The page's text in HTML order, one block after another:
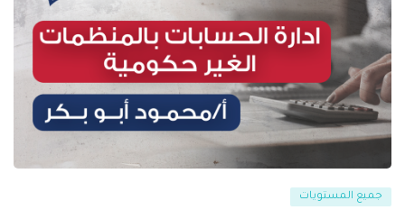
جميع المستويات